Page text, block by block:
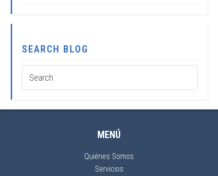
SEARCH BLOG
MENÚ
Quiénes Somos
Servicios